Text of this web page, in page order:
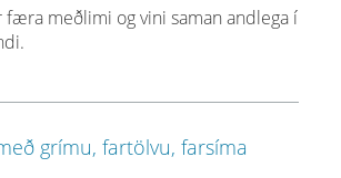
færa meðlimi og vini saman andlega í